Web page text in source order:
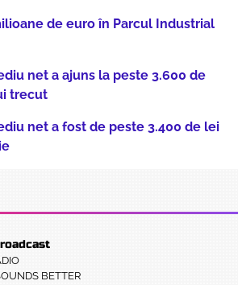
de euro în Parcul Industrial
net a ajuns la peste 3.600 de
trecut
net a fost de peste 3.400 de lei
BETTER